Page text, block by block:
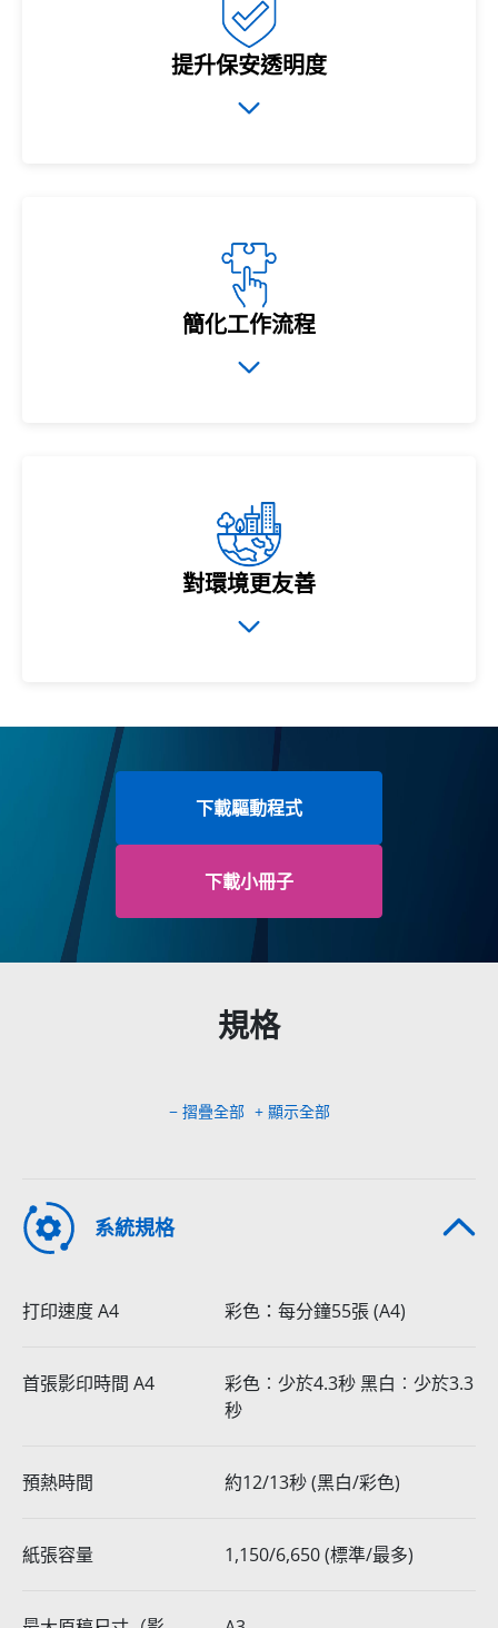
提升保安透明度
簡化工作流程
對環境更友善
下載驅動程式
下載小冊子
規格
− 摺疊全部 + 顯示全部
系統規格
打印速度 A4 彩色：每分鐘55張 (A4)
首張影印時間 A4
彩色︰少於4.3秒 黑白︰少於3.3
秒
預熱時間 約12/13秒 (黑白/彩色)
紙張容量 1,150/6,650 (標準/最多)